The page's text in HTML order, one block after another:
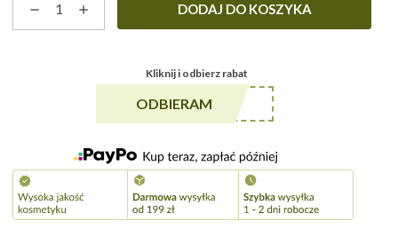
Labdanum
DODAJ DO KOSZYKA
Kliknij i odbierz rabat
ODBIERAM
******A5